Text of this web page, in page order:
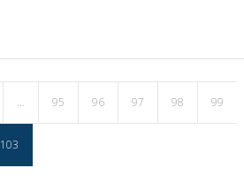
… 95 96 97 98 99
103